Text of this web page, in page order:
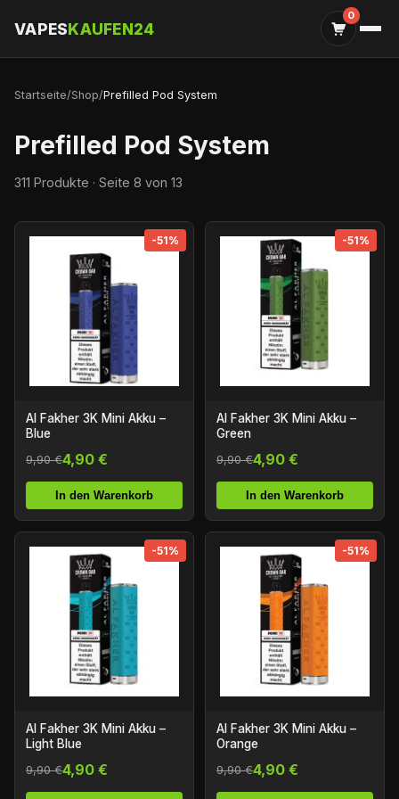
VAPESKAUFEN24
0
Startseite/Shop/Prefilled Pod System
Prefilled Pod System
311 Produkte · Seite 8 von 13
-51%
Al Fakher 3K Mini Akku –
Blue
9,90 €4,90 €
In den Warenkorb
-51%
Al Fakher 3K Mini Akku –
Green
9,90 €4,90 €
In den Warenkorb
-51%
Al Fakher 3K Mini Akku –
Light Blue
9,90 €4,90 €
-51%
Al Fakher 3K Mini Akku –
Orange
9,90 €4,90 €